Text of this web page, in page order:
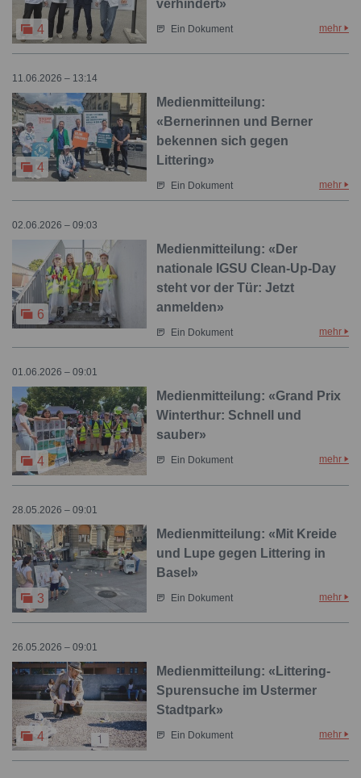
4
verhindert»
Ein Dokument mehr
11.06.2026 – 13:14
4
Medienmitteilung:
«Bernerinnen und Berner
bekennen sich gegen
Littering»
Ein Dokument mehr
02.06.2026 – 09:03
6
Medienmitteilung: «Der
nationale IGSU Clean-Up-Day
steht vor der Tür: Jetzt
anmelden»
Ein Dokument mehr
01.06.2026 – 09:01
4
Medienmitteilung: «Grand Prix
Winterthur: Schnell und
sauber»
Ein Dokument mehr
28.05.2026 – 09:01
3
Medienmitteilung: «Mit Kreide
und Lupe gegen Littering in
Basel»
Ein Dokument mehr
26.05.2026 – 09:01
4
Medienmitteilung: «Littering-
Spurensuche im Ustermer
Stadtpark»
Ein Dokument mehr